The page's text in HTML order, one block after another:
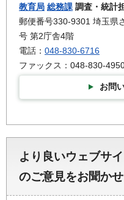
教育局 総務課 調査・統計
郵便番号330-9301 埼玉県
号 第2庁舎4階
電話： 048-830-6716
ファックス：048-830-
お問
より良いウェブサ
のご意見をお聞か